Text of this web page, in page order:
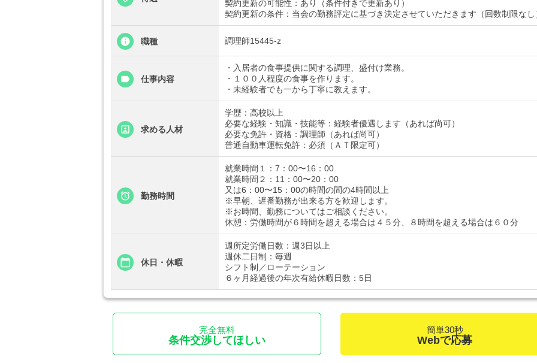
契約更新の可能性：あり（条件付きで更新あり）
契約更新の条件：当会の勤務評定に基づき決定させていただきます（回数制限なし
職種 調理師15445-z
仕事内容
・入居者の食事提供に関する調理、盛付け業務。
・１００人程度の食事を作ります。
・未経験者でも一から丁寧に教えます。
求める人材
学歴：高校以上
必要な経験・知識・技能等：経験者優遇します（あれば尚可）
必要な免許・資格：調理師（あれば尚可）
普通自動車運転免許：必須（ＡＴ限定可）
勤務時間
就業時間１：7：00〜16：00
就業時間２：11：00〜20：00
又は6：00〜15：00の時間の間の4時間以上
※早朝、遅番勤務が出来る方を歓迎します。
※お時間、勤務についてはご相談ください。
休憩：労働時間が６時間を超える場合は４５分、８時間を超える場合は６０分
休日・休暇
週所定労働日数：週3日以上
週休二日制：毎週
シフト制／ローテーション
６ヶ月経過後の年次有給休暇日数：5日
完全無料
条件交渉してほしい
簡単30秒
Webで応募